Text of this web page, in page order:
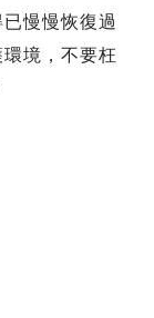
慢慢恢復過
境，不要枉